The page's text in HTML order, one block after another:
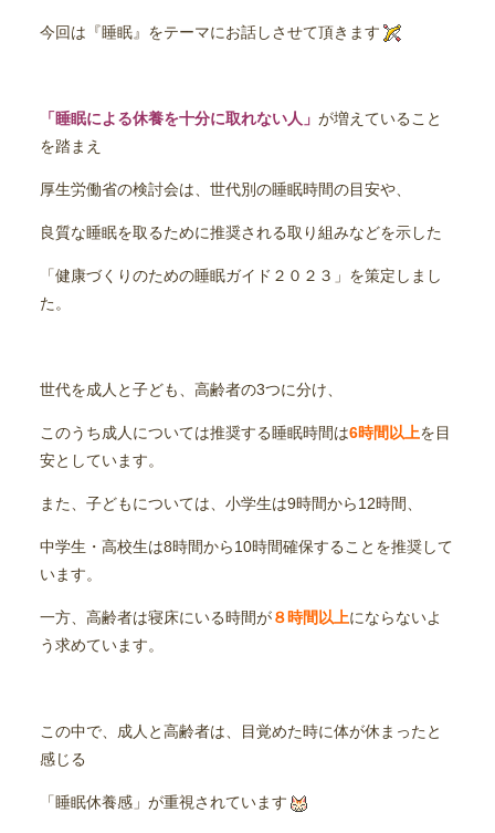
今回は『睡眠』をテーマにお話しさせて頂きます
「睡眠による休養を十分に取れない人」 が増えていること
を踏まえ
厚生労働省の検討会は、世代別の睡眠時間の目安や、
良質な睡眠を取るために推奨される取り組みなどを示した
「健康づくりのための睡眠ガイド２０２３」を策定しまし
た。
世代を成人と子ども、高齢者の3つに分け、
このうち成人については推奨する睡眠時間は6時間以上を目
安としています。
また、子どもについては、小学生は9時間から12時間、
中学生・高校生は8時間から10時間確保することを推奨して
います。
一方、高齢者は寝床にいる時間が８時間以上にならないよ
う求めています。
この中で、成人と高齢者は、目覚めた時に体が休まったと
感じる
「睡眠休養感」が重視されています